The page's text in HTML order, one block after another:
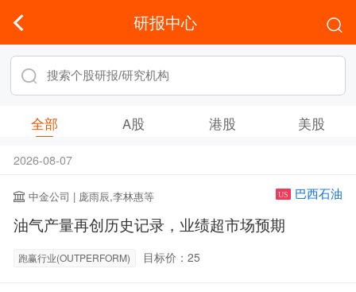
研报中心
全部 A股 港股 美股
2026-08-07
中金公司 | 庞雨辰,李林惠等 US 巴西石油
油气产量再创历史记录，业绩超市场预期
跑赢行业(OUTPERFORM) 目标价：25